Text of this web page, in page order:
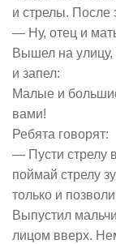
и стрелы. После
— Ну, отец и
Вышел на улицу,
и запел:
Малые и
вами!
Ребята говорят:
— Пусти стрелу
поймай стрелу
только и
Выпустил
лицом вверх.